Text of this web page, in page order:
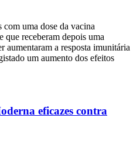
com uma dose da vacina
que receberam depois uma
aumentaram a resposta imunitária
um aumento dos efeitos
eficazes contra